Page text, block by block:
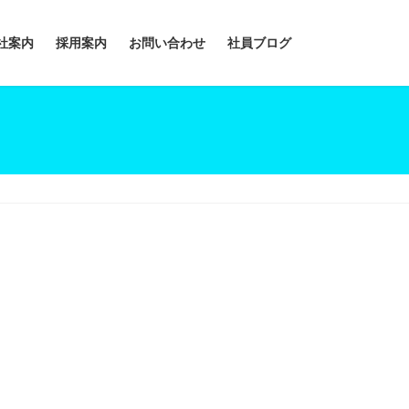
案内 採用案内 お問い合わせ 社員ブログ